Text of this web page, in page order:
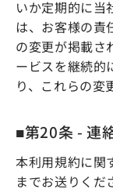
いか定期的に当
は、お客様の責
の変更が掲載さ
ービスを継続的
り、これらの変
■第20条 - 連
本利用規約に
までお送りくだ